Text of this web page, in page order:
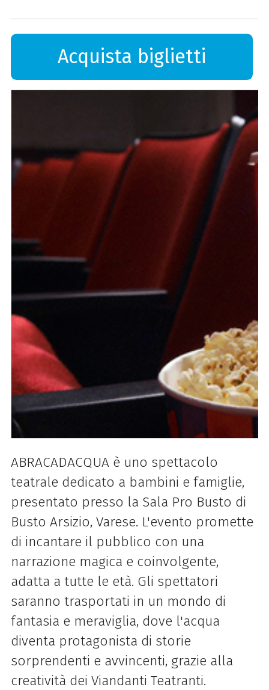
Acquista biglietti
ABRACADACQUA è uno spettacolo
teatrale dedicato a bambini e famiglie,
presentato presso la Sala Pro Busto di
Busto Arsizio, Varese. L'evento promette
di incantare il pubblico con una
narrazione magica e coinvolgente,
adatta a tutte le età. Gli spettatori
saranno trasportati in un mondo di
fantasia e meraviglia, dove l'acqua
diventa protagonista di storie
sorprendenti e avvincenti, grazie alla
creatività dei Viandanti Teatranti.